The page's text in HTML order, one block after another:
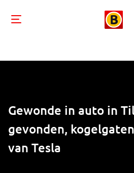
Gewonde in auto in
gevonden,
van Tesla